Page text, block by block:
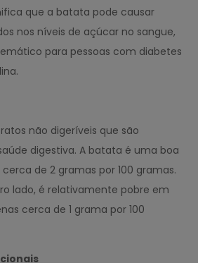
que a batata pode causar
nos níveis de açúcar no sangue,
para pessoas com diabetes
não digeríveis que são
digestiva. A batata é uma boa
de 2 gramas por 100 gramas.
lado, é relativamente pobre em
cerca de 1 grama por 100